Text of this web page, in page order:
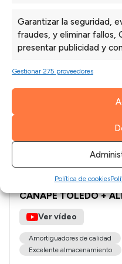
Garantizar la seguridad,
fraudes, y eliminar fallos,
presentar publicidad y
Gestionar 275 proveedores
Política de cookies
PACK AHORRO
CANAPÉ TOLEDO +
Ver vídeo
Amortiguadores de calidad
Excelente almacenamiento